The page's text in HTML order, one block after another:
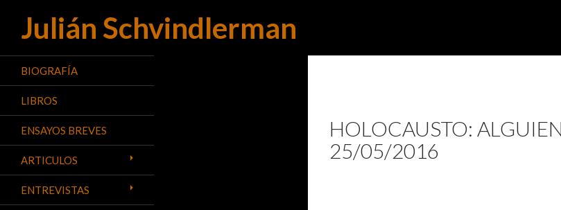
Julián Schvindlerman
Buscar
HOLOCAUSTO:
25/05/2016
BIOGRAFÍA
LIBROS
ENSAYOS BREVES
ARTICULOS
ENTREVISTAS